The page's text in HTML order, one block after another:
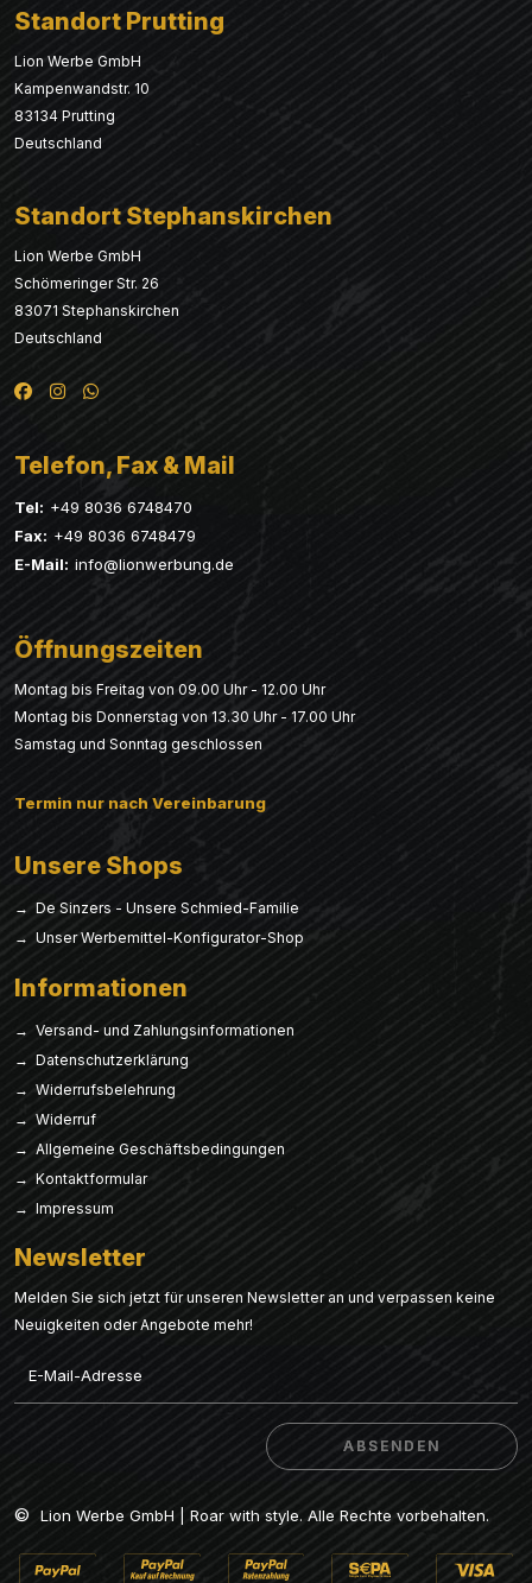
Standort Prutting
Lion Werbe GmbH
Kampenwandstr. 10
83134 Prutting
Deutschland
Standort Stephanskirchen
Lion Werbe GmbH
Schömeringer Str. 26
83071 Stephanskirchen
Deutschland
Telefon, Fax & Mail
Tel: +49 8036 6748470
Fax: +49 8036 6748479
E-Mail: info@lionwerbung.de
Öffnungszeiten
Montag bis Freitag von 09.00 Uhr - 12.00 Uhr
Montag bis Donnerstag von 13.30 Uhr - 17.00 Uhr
Samstag und Sonntag geschlossen
Termin nur nach Vereinbarung
Unsere Shops
→ De Sinzers - Unsere Schmied-Familie
→ Unser Werbemittel-Konfigurator-Shop
Informationen
→ Versand- und Zahlungsinformationen
→ Datenschutzerklärung
→ Widerrufsbelehrung
→ Widerruf
→ Allgemeine Geschäftsbedingungen
→ Kontaktformular
→ Impressum
Newsletter
Melden Sie sich jetzt für unseren Newsletter an und verpassen keine
Neuigkeiten oder Angebote mehr!
ABSENDEN
ABSENDEN
© Lion Werbe GmbH | Roar with style. Alle Rechte vorbehalten.